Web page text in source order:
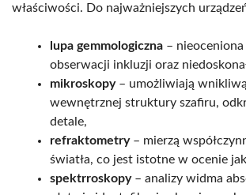
właściwości. Do najważniejszych
lupa gemmologiczna – nieoceniona
obserwacji inkluzji oraz
mikroskopy– umożliwiają
wewnętrznej struktury szafiru,
detale,
refraktometry– mierzą
światła, co jest istotne w ocenie
spektrroskopy– analizy widma